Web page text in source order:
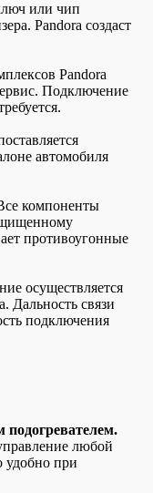
или чип
Pandora создаст
Pandora
Подключение
автомобиля
компоненты
противоугонные
осуществляется
Дальность связи
подключения
любой
удобно при